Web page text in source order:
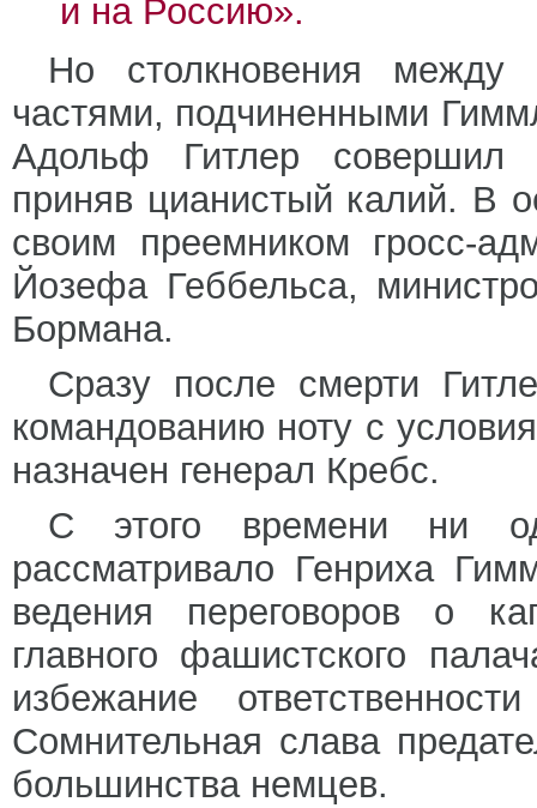
и на Россию».
Но столкновения между
частями, подчиненными
Адольф Гитлер совершил
приняв цианистый калий. В
своим преемником гросс-
Йозефа Геббельса,
Бормана.
Сразу после смерти
командованию ноту с
назначен генерал Кребс.
С этого времени ни
рассматривало Генриха
ведения переговоров о
главного фашистского
избежание
Сомнительная слава
большинства немцев.